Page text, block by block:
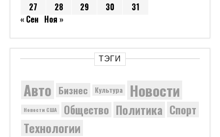
27
28 29 30
31
« Сен Ноя »
ТЭГИ
Авто Бизнес Культура Новости
Новости США Общество Политика Спорт
Технологии